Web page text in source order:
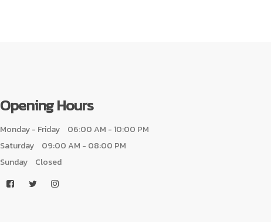
Opening Hours
Monday - Friday
06:00 AM - 10:00 PM
Saturday
09:00 AM - 08:00 PM
Sunday
Closed